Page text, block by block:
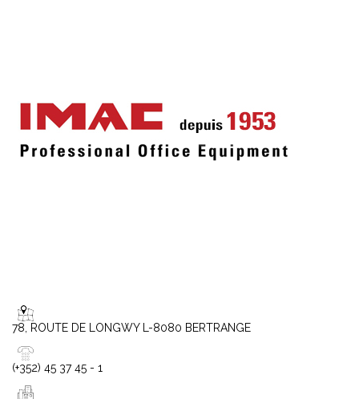
78, ROUTE DE LONGWY L-8080 BERTRANGE
(+352) 45 37 45 - 1